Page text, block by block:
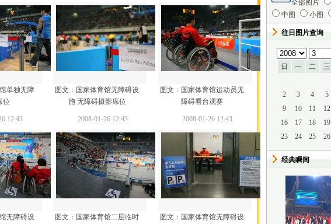
单独无障
位
12:43
图文：国家体育馆无障碍设
施 无障碍摄影席位
2008-01-26 12:43
图文：国家体育馆运动员无
障碍看台观赛
2008-01-26 12:43
无障碍设
图文：国家体育馆二层临时
图文：国家体育馆无障碍设
全部图片
中图
小图
往日图片查询
日 一 二 三
2
3 4 5
9
10 11 12
16
17 18 19
23
24 25 26
经典瞬间